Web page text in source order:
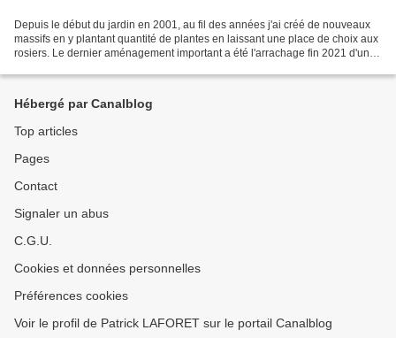
Depuis le début du jardin en 2001, au fil des années j'ai créé de nouveaux
massifs en y plantant quantité de plantes en laissant une place de choix aux
rosiers. Le dernier aménagement important a été l'arrachage fin 2021 d'une
Hébergé par Canalblog
Top articles
Pages
Contact
Signaler un abus
C.G.U.
Cookies et données personnelles
Préférences cookies
Voir le profil de Patrick LAFORET sur le portail Canalblog